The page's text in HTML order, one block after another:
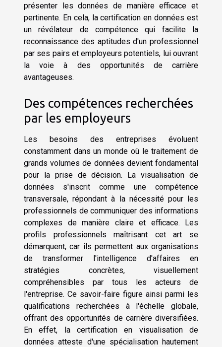
présenter les données de manière efficace et
pertinente. En cela, la certification en données est
un révélateur de compétence qui facilite la
reconnaissance des aptitudes d'un professionnel
par ses pairs et employeurs potentiels, lui ouvrant
la voie à des opportunités de carrière
avantageuses.
Des compétences recherchées
par les employeurs
Les besoins des entreprises évoluent
constamment dans un monde où le traitement de
grands volumes de données devient fondamental
pour la prise de décision. La visualisation de
données s'inscrit comme une compétence
transversale, répondant à la nécessité pour les
professionnels de communiquer des informations
complexes de manière claire et efficace. Les
profils professionnels maîtrisant cet art se
démarquent, car ils permettent aux organisations
de transformer l'intelligence d'affaires en
stratégies concrètes, visuellement
compréhensibles par tous les acteurs de
l'entreprise. Ce savoir-faire figure ainsi parmi les
qualifications recherchées à l'échelle globale,
offrant des opportunités de carrière diversifiées.
En effet, la certification en visualisation de
données atteste d'une spécialisation hautement